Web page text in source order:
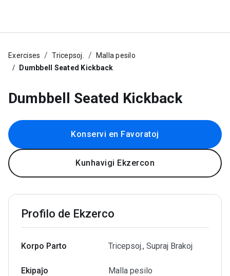
Exercises Tricepsoj.
Malla pesilo
Dumbbell Seated Kickback
Dumbbell Seated Kickback
Konservi en Favoratoj
Kunhavigi Ekzercon
Profilo de Ekzerco
Korpo Parto Tricepsoj., Supraj Brakoj
Ekipaĵo Malla pesilo